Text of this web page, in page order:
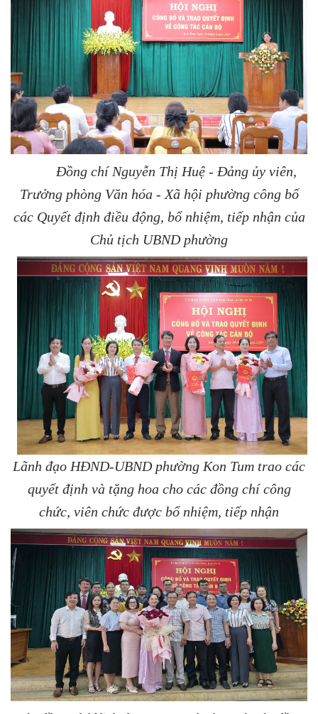
Đồng chí Nguyễn Thị Huệ - Đảng ủy viên,
Trưởng phòng Văn hóa - Xã hội phường công bố
các Quyết định điều động, bổ nhiệm, tiếp nhận của
Chủ tịch UBND phường
Lãnh đạo HĐND-UBND phường Kon Tum trao các
quyết định và tặng hoa cho các đồng chí công
chức, viên chức được bổ nhiệm, tiếp nhận